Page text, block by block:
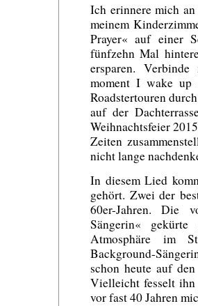
Ich erinnere mich
meinem
Prayer« auf einer
fünfzehn Mal
ersparen.
moment I wake up
Roadstertouren
auf der
Weihnachtsfeier
Zeiten
nicht lange
In diesem Lied
gehört. Zwei der
60er-Jahren. Die
Sängerin«
Atmosphäre im
Background-
schon heute auf
Vielleicht fesselt ihn
vor fast 40 Jahren